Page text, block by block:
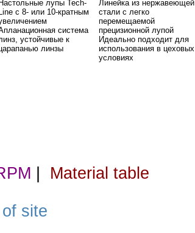
Настольные лупы Tech-
Line с 8- или 10-кратным
система
устойчивые к
линзы
Линейка из нержавеющей
стали с легко
перемещаемой
прецизионной лупой
Идеально подходит для
использования в цеховых
условиях
Material table
site